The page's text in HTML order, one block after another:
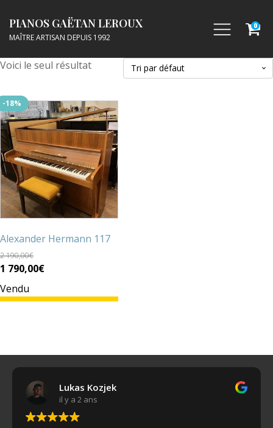
PIANOS GAËTAN LEROUX
MAÎTRE ARTISAN DEPUIS 1992
0
Voici le seul résultat
-18%
Alexander Hermann 117
2 190,00€
Le
prix
initial
1 790,00€Le
actuel
Vendu
Lukas Kozjek
il y a 2 ans